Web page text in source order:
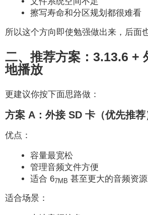
擦写寿命和分区规划都很难看
所以这个方向即使勉强做出来，后面
二、推荐方案：3.13.6 +
地播放
更建议你按下面思路做：
方案 A：外接 SD 卡（优先推荐
优点：
容量最宽松
管理音频文件方便
适合 67MB 甚至更大的音频资源
适合场景：